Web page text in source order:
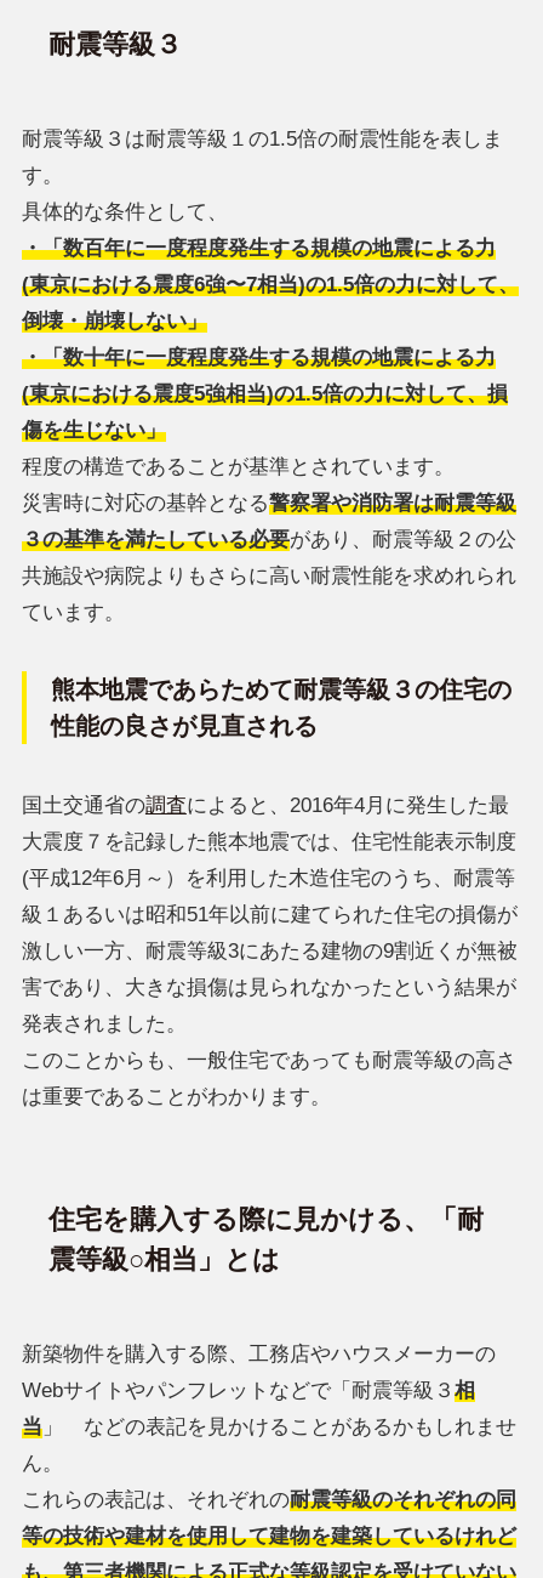
耐震等級３
耐震等級３は耐震等級１の1.5倍の耐震性能を表しま
す。
具体的な条件として、
・「数百年に一度程度発生する規模の地震による力
(東京における震度6強〜7相当)の1.5倍の力に対して、
倒壊・崩壊しない」
・「数十年に一度程度発生する規模の地震による力
(東京における震度5強相当)の1.5倍の力に対して、損
傷を生じない」
程度の構造であることが基準とされています。
災害時に対応の基幹となる警察署や消防署は耐震等級
３の基準を満たしている必要があり、耐震等級２の公
共施設や病院よりもさらに高い耐震性能を求めれられ
ています。
熊本地震であらためて耐震等級３の住宅の
性能の良さが見直される
国土交通省の調査によると、2016年4月に発生した最
大震度７を記録した熊本地震では、住宅性能表示制度
(平成12年6月～）を利用した木造住宅のうち、耐震等
級１あるいは昭和51年以前に建てられた住宅の損傷が
激しい一方、耐震等級3にあたる建物の9割近くが無被
害であり、大きな損傷は見られなかったという結果が
発表されました。
このことからも、一般住宅であっても耐震等級の高さ
は重要であることがわかります。
住宅を購入する際に見かける、「耐
震等級○相当」とは
新築物件を購入する際、工務店やハウスメーカーの
Webサイトやパンフレットなどで「耐震等級３ 相
当」 などの表記を見かけることがあるかもしれませ
ん。
これらの表記は、それぞれの耐震等級のそれぞれの同
等の技術や建材を使用して建物を建築しているけれど
も、第三者機関による正式な等級認定を受けていない